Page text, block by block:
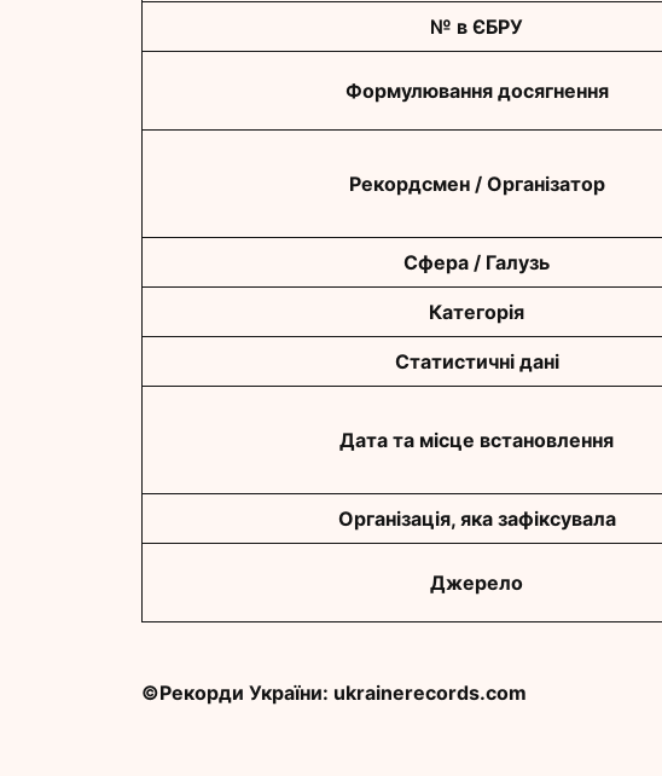
№ в ЄБРУ
Формулювання досягнення
Рекордсмен / Організатор
Сфера / Галузь
Категорія
Статистичні дані
Дата та місце встановлення
Організація, яка зафіксувала
Джерело
©Рекорди України: ukrainerecords.com